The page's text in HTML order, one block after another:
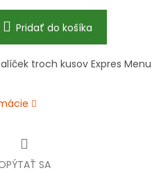
Pridať do košíka
troch kusov Expres
SA